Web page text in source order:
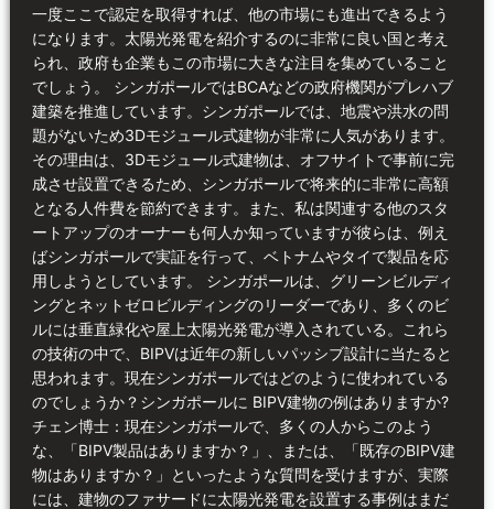
一度ここで認定を取得すれば、他の市場にも進出できるよう
になります。太陽光発電を紹介するのに非常に良い国と考え
られ、政府も企業もこの市場に大きな注目を集めていること
でしょう。 シンガポールではBCAなどの政府機関がプレハブ
建築を推進しています。シンガポールでは、地震や洪水の問
題がないため3Dモジュール式建物が非常に人気があります。
その理由は、3Dモジュール式建物は、オフサイトで事前に完
成させ設置できるため、シンガポールで将来的に非常に高額
となる人件費を節約できます。また、私は関連する他のスタ
ートアップのオーナーも何人か知っていますが彼らは、例え
ばシンガポールで実証を行って、ベトナムやタイで製品を応
用しようとしています。 シンガポールは、グリーンビルディ
ングとネットゼロビルディングのリーダーであり、多くのビ
ルには垂直緑化や屋上太陽光発電が導入されている。これら
の技術の中で、BIPVは近年の新しいパッシブ設計に当たると
思われます。現在シンガポールではどのように使われている
のでしょうか？シンガポールに BIPV建物の例はありますか?
チェン博士：現在シンガポールで、多くの人からこのよう
な、「BIPV製品はありますか？」、または、「既存のBIPV建
物はありますか？」といったような質問を受けますが、実際
には、建物のファサードに太陽光発電を設置する事例はまだ